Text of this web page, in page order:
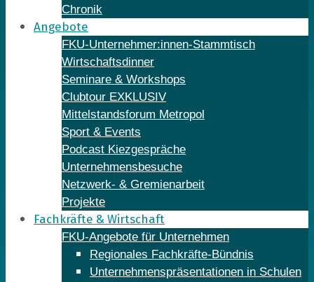
Chronik
Angebote
FKU-Unternehmer:innen-Stammtisch
Wirtschaftsdinner
Seminare & Workshops
Clubtour EXKLUSIV
Mittelstandsforum Metropol
Sport & Events
Podcast Kiezgespräche
Unternehmensbesuche
Netzwerk- & Gremienarbeit
Projekte
Fachkräfte & Wirtschaft
FKU-Angebote für Unternehmen
Regionales Fachkräfte-Bündnis
Unternehmenspräsentationen in Schulen